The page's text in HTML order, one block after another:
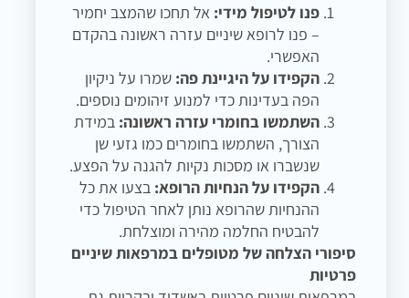
פנו לטיפול מידי: אל תחכו שהמצב יחמיר
– פנו לרופא שיניים עזרה ראשונה בהקדם
האפשרי.
הקפידו על היגיינת פה: שמרו על ניקיון
הפה בעדינות כדי למנוע זיהומים נוספים.
השתמשו בחומרי עזרה ראשונה: במידת
הצורך, השתמשו בחומרים כמו גזעי שן
שנשברו או מסכות נקיות להגנה על הפצע.
הקפידו על הנחיות הרופא: בצעו את כל
ההנחיות שהרופא נותן לאחר הטיפול כדי
להבטיח החלמה מהירה ומוצלחת.
סיפורי הצלחה של מטופלים במרפאות שיניים
פרטיות